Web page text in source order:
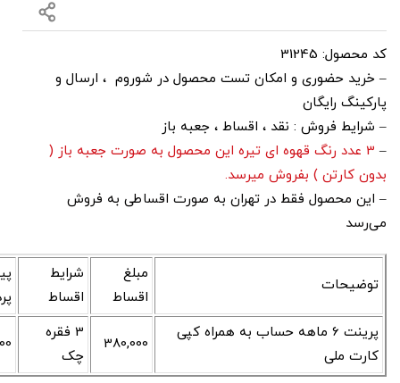
کد محصول: 31245
– خرید حضوری و امکان تست محصول در شوروم ، ارسال و
پارکینگ رایگان
– شرایط فروش : نقد ، اقساط ، جعبه باز
–
3 عدد رنگ قهوه ای تیره این محصول به صورت جعبه باز (
بدون کارتن ) بفروش میرسد.
– این محصول فقط در تهران به صورت اقساطی به فروش
می‌رسد
توضیحات
مبلغ
اقساط
شرایط
اقساط
پرینت 6 ماهه حساب به همراه کپی
کارت ملی
380,000
3 فقره
چک